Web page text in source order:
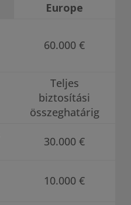
Europe
60.000 €
Teljes
biztosítási
összeghatárig
30.000 €
10.000 €